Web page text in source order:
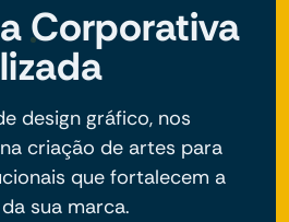
Corporativa
design gráfico, nos
criação de artes para
que fortalecem a
sua marca.